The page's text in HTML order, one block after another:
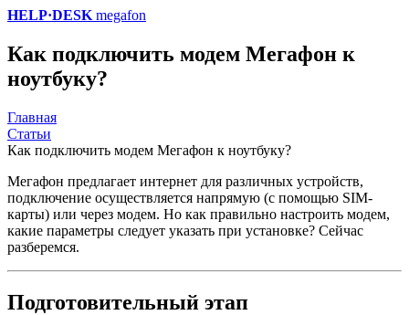
HELP·DESK megafon
Как подключить модем Мегафон к
ноутбуку?
Главная
Статьи
Как подключить модем Мегафон к ноутбуку?
Мегафон предлагает интернет для различных устройств,
подключение осуществляется напрямую (с помощью SIM-
карты) или через модем. Но как правильно настроить модем,
какие параметры следует указать при установке? Сейчас
разберемся.
Подготовительный этап